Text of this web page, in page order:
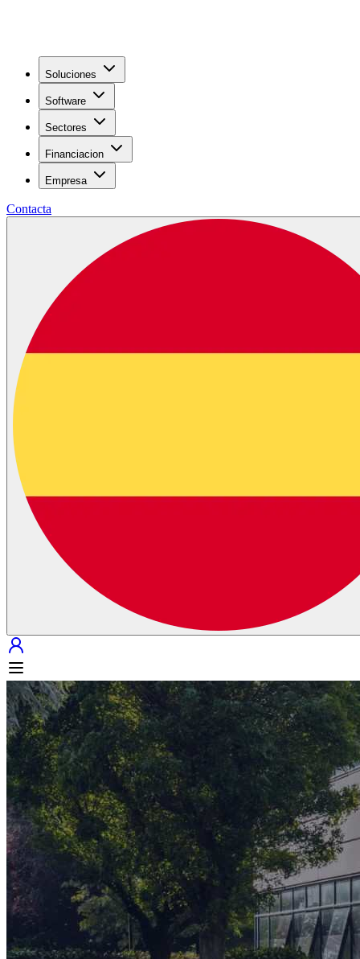
Soluciones
Software
Sectores
Financiacion
Empresa
Contacta